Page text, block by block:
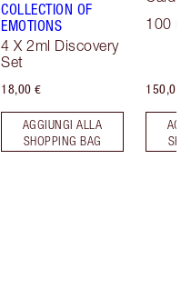
COLLECTION OF
EMOTIONS
4 X 2ml Discovery
Set
18,00 €
AGGIUNGI ALLA
SHOPPING BAG
100
150,00